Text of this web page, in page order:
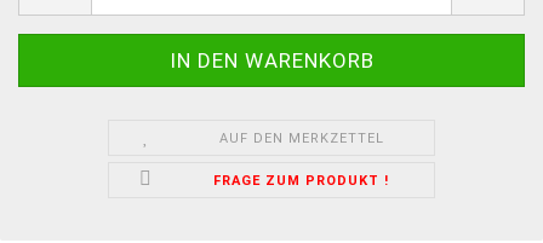
AUF DEN MERKZETTEL
FRAGE ZUM PRODUKT !